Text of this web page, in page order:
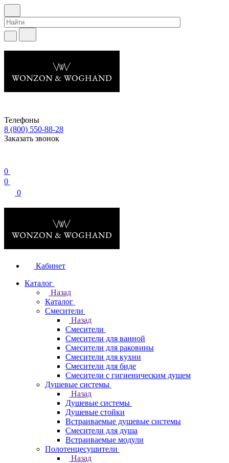
Телефоны
8 (800) 550-88-28
Заказать звонок
0
0
0
Кабинет
Каталог
Назад
Каталог
Смесители
Назад
Смесители
Смесители для ванной
Смесители для раковины
Смесители для кухни
Смесители для биде
Смесители с гигиеническим душем
Душевые системы
Назад
Душевые системы
Душевые стойки
Встраиваемые душевые системы
Смесители для душа
Встраиваемые модули
Полотенцесушители
Назад